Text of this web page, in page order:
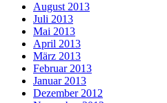
August 2013
Juli 2013
Mai 2013
April 2013
März 2013
Februar 2013
Januar 2013
Dezember 2012